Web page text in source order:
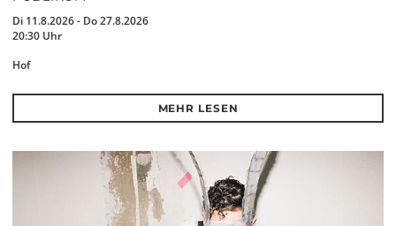
Di 11.8.2026 - Do 27.8.2026
20:30 Uhr
Hof
MEHR LESEN